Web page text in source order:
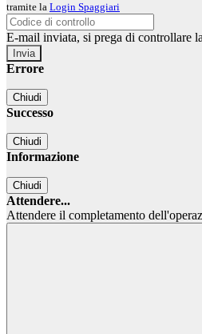
tramite la Login Spaggiari
E-mail inviata, si prega di controllare
Errore
Chiudi
Successo
Chiudi
Informazione
Chiudi
Attendere...
Attendere il completamento